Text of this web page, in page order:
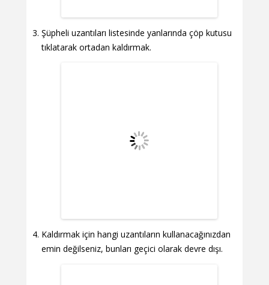
Şüpheli uzantıları listesinde yanlarında çöp kutusu
tıklatarak ortadan kaldırmak.
Kaldırmak için hangi uzantıların kullanacağınızdan
emin değilseniz, bunları geçici olarak devre dışı.